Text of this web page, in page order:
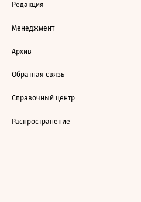
Редакция
Менеджмент
Архив
Обратная связь
Справочный центр
Распространение